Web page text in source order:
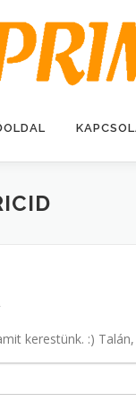
kerestünk. :)